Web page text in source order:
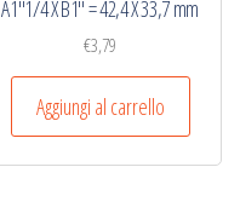
A1″1/4 X B1″ = 42,4 X 33,7 mm
€3,79
Aggiungi al carrello